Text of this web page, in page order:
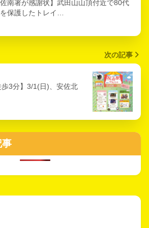
佐南署が感謝状】武田山山頂付近で80代
保護したトレイ…
次の記事
歩3分】3/1(日)、安佐北
事